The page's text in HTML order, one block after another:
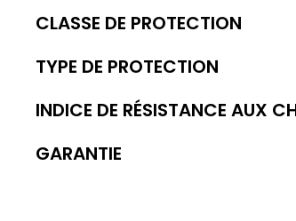
CLASSE DE PROTECTION
TYPE DE PROTECTION
INDICE DE RÉSISTANCE AUX
GARANTIE